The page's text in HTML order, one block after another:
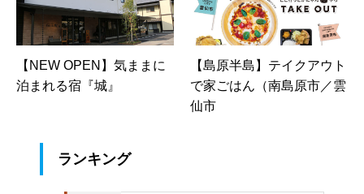
【NEW OPEN】気ままに
泊まれる宿『城』
【島原半島】テイクアウト
で家ごはん（南島原市／雲
仙市
ランキング